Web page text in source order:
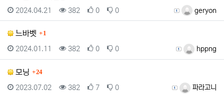
등록자 geryon
등록일
2024.04.21 조회
382 추천
0 비추천
0
느바벳 댓글
1
등록자 hppng
등록일
2024.01.11 조회
382 추천
0 비추천
0
모닝 댓글
24
등록자 파라고니
등록일
2023.07.02 조회
382 추천
7 비추천
0